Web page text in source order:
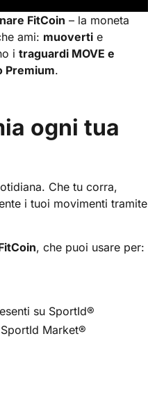
FitCoin – la moneta
ami: muoverti e
itraguardi MOVE e
Premium.
ogni tua
Che tu corra,
i tuoi movimenti tramite
, che puoi usare per:
su SportId®
Market®